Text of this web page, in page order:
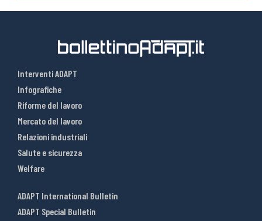
Interventi ADAPT
Infografiche
Riforme del lavoro
Mercato del lavoro
Relazioni industriali
Salute e sicurezza
Welfare
ADAPT International Bulletin
ADAPT Special Bulletin